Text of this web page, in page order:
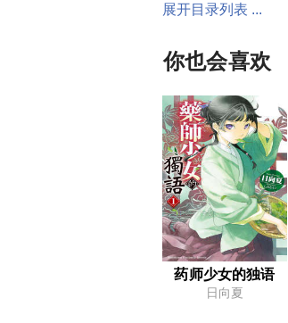
第三章 集结的人们
序章 觉动之花
第三章 前往人类国度
第六章 迷宫大冒险
后记
序章 毁灭之日
展开目录列表 ...
你也会喜欢
药师少女的独语
日向夏